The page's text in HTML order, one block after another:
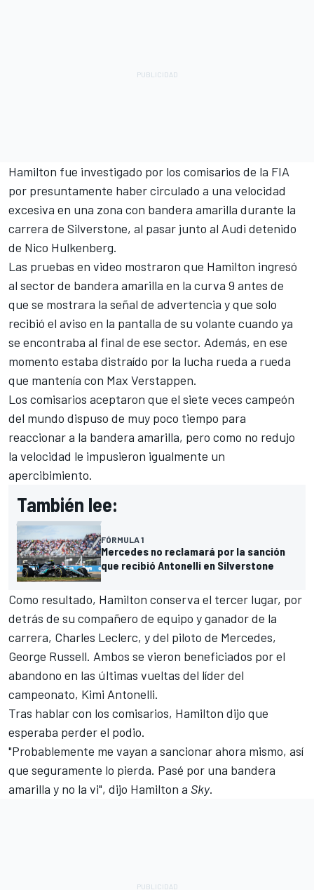
Hamilton fue investigado por los comisarios de la FIA
por presuntamente haber circulado a una velocidad
excesiva en una zona con bandera amarilla durante la
carrera de Silverstone, al pasar junto al Audi detenido
de Nico Hulkenberg.
Las pruebas en video mostraron que Hamilton ingresó
al sector de bandera amarilla en la curva 9 antes de
que se mostrara la señal de advertencia y que solo
recibió el aviso en la pantalla de su volante cuando ya
se encontraba al final de ese sector. Además, en ese
momento estaba distraído por la lucha rueda a rueda
que mantenía con Max Verstappen.
Los comisarios aceptaron que el siete veces campeón
del mundo dispuso de muy poco tiempo para
reaccionar a la bandera amarilla, pero como no redujo
la velocidad le impusieron igualmente un
apercibimiento.
También lee:
FÓRMULA 1
Mercedes no reclamará por la sanción
que recibió Antonelli en Silverstone
Como resultado, Hamilton conserva el tercer lugar, por
detrás de su compañero de equipo y ganador de la
carrera, Charles Leclerc, y del piloto de Mercedes,
George Russell. Ambos se vieron beneficiados por el
abandono en las últimas vueltas del líder del
campeonato, Kimi Antonelli.
Tras hablar con los comisarios, Hamilton dijo que
esperaba perder el podio.
"Probablemente me vayan a sancionar ahora mismo, así
que seguramente lo pierda. Pasé por una bandera
amarilla y no la vi", dijo Hamilton a Sky.